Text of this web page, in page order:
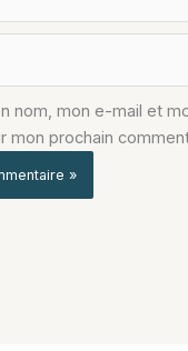
nom, mon e-mail et
mon prochain